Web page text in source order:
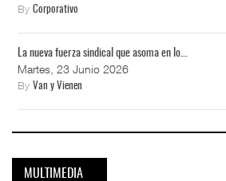
By Corporativo
La nueva fuerza sindical que asoma en lo...
Martes, 23 Junio 2026
By Van y Vienen
MULTIMEDIA